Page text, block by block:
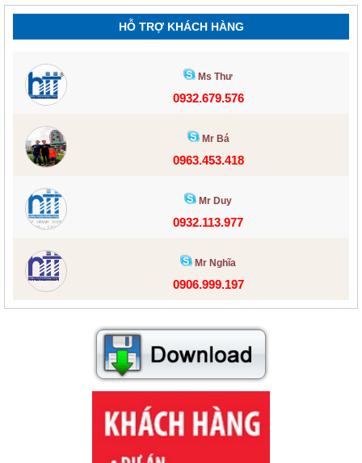
HỖ TRỢ KHÁCH HÀNG
Ms Thư
0932.679.576
Mr Bá
0963.453.418
Mr Duy
0932.113.977
Mr Nghĩa
0906.999.197